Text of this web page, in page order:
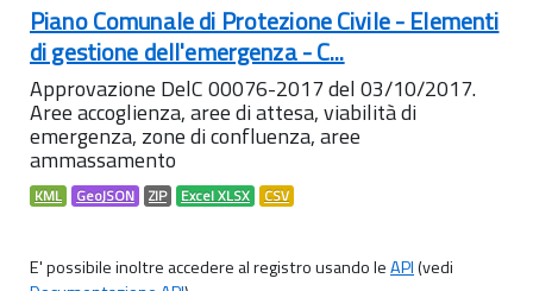
Piano Comunale di Protezione Civile - Elementi
di gestione dell'emergenza - C...
Approvazione DelC 00076-2017 del 03/10/2017.
Aree accoglienza, aree di attesa, viabilità di
emergenza, zone di confluenza, aree
ammassamento
KML GeoJSON ZIP Excel XLSX CSV
E' possibile inoltre accedere al registro usando leAPI(vedi